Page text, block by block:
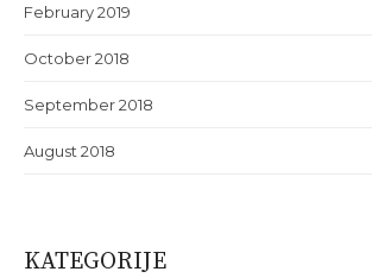
February 2019
October 2018
September 2018
August 2018
KATEGORIJE